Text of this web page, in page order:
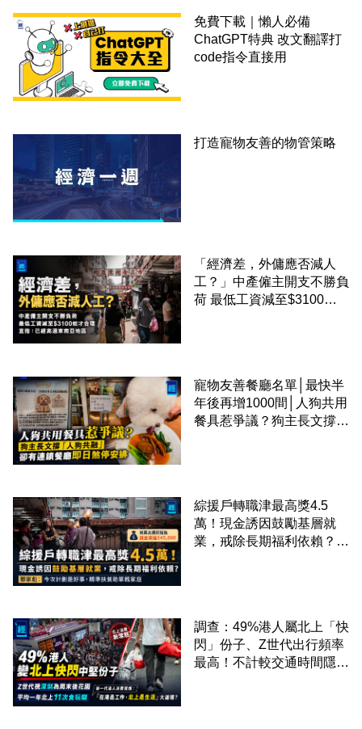
免費下載｜懶人必備
ChatGPT特典 改文翻譯打
code指令直接用
打造寵物友善的物管策略
「經濟差，外傭應否減人
工？」中產僱主開支不勝負
荷 最低工資減至$3100蚊
寵物友善餐廳名單│最快半
年後再增1000間│人狗共用
餐具惹爭議？狗主長文撐
綜援戶轉職津最高獎4.5
萬！現金誘因鼓勵基層就
業，戒除長期福利依賴？鄧
調查：49%港人屬北上「快
閃」份子、Z世代出行頻率
最高！不計較交通時間隱形